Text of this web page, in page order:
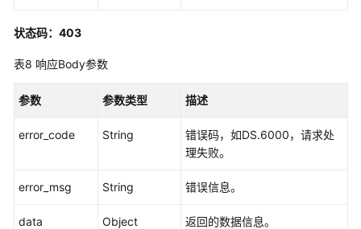
指
维
状态码：403
表8 响应Body参数
参数 参数类型 描述
error_code String
错误码，如DS.6000，请求处
理失败。
error_msg String 错误信息。
data Object 返回的数据信息。